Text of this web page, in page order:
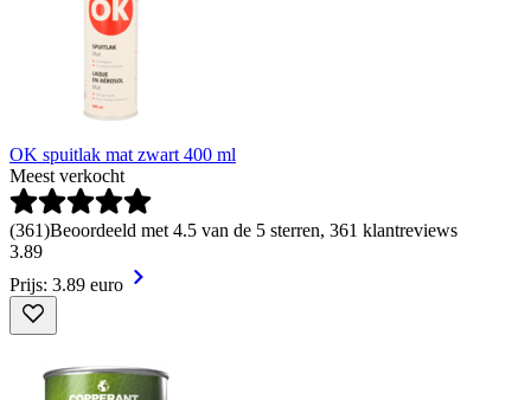
OK spuitlak mat zwart 400 ml
Meest verkocht
(361)Beoordeeld met 4.5 van de 5 sterren, 361 klantreviews
3.89
Prijs: 3.89 euro